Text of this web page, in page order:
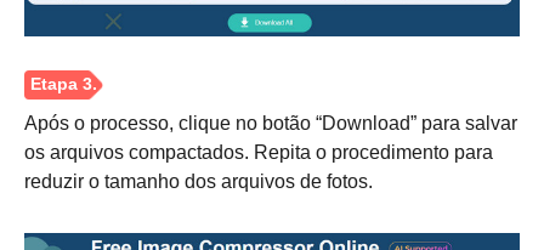
Após o processo, clique no botão “Download” para salvar
os arquivos compactados. Repita o procedimento para
reduzir o tamanho dos arquivos de fotos.